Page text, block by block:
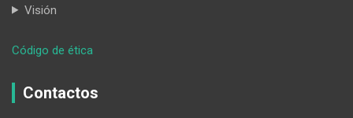
Visión
Código de ética
premiadas
Contactos